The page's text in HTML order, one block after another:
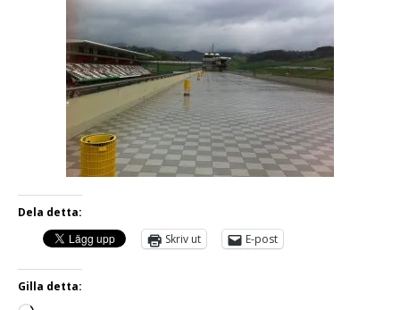
Dela detta:
Skriv ut
E-post
Gilla detta: